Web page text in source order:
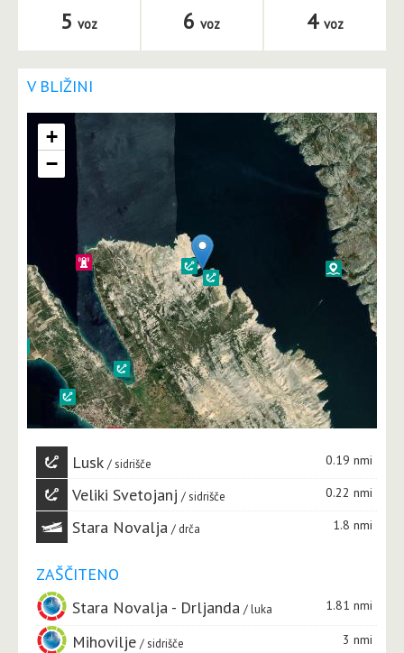
5 voz
6 voz
4 voz
V BLIŽINI
+
−
Lusk sidrišče 0.19 nmi
Veliki Svetojanj sidrišče 0.22 nmi
Stara Novalja drča 1.8 nmi
ZAŠČITENO
Stara Novalja - Drljanda
luka 1.81 nmi
Mihovilje sidrišče 3 nmi